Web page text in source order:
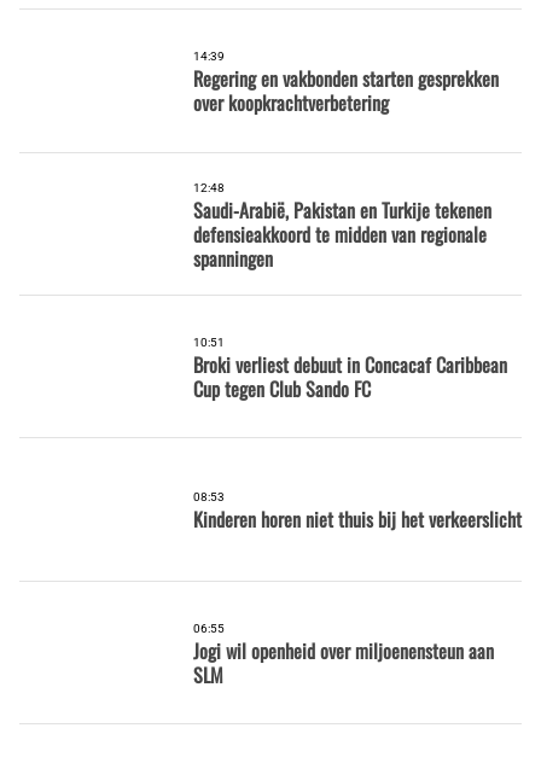
14:39
Regering en vakbonden starten gesprekken
over koopkrachtverbetering
12:48
Saudi-Arabië, Pakistan en Turkije tekenen
defensieakkoord te midden van regionale
spanningen
10:51
Broki verliest debuut in Concacaf Caribbean
Cup tegen Club Sando FC
08:53
Kinderen horen niet thuis bij het verkeerslicht
06:55
Jogi wil openheid over miljoenensteun aan
SLM